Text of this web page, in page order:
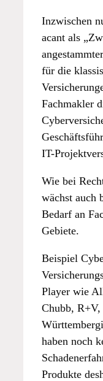
Inzwischen
acant als
für die
Fachmakler
IT-
Wie bei
wächst auch
Bedarf an
Gebiete.
Beispiel
Player wie
Chubb,
haben noch
Produkte